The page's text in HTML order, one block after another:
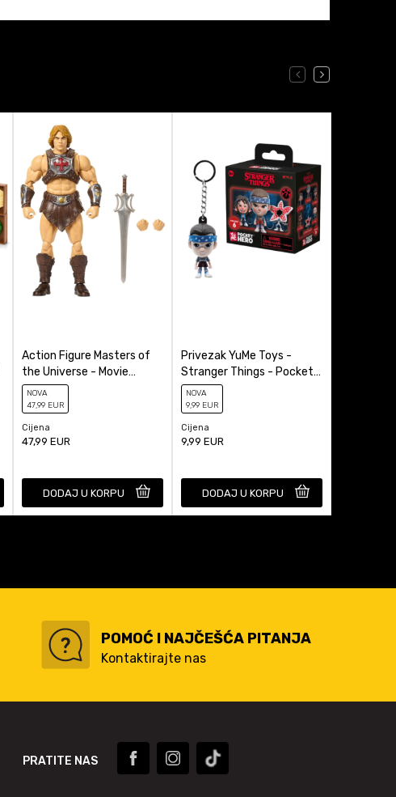
Action Figure Masters of
the Universe - Movie
Chronicles - He-Man
NOVA
47,99 EUR
Cijena
47,99 EUR
DODAJ U KORPU
Privezak YuMe Toys -
Stranger Things - Pocket
Hero - Blind Box
NOVA
9,99 EUR
Cijena
9,99 EUR
DODAJ U KORPU
POMOĆ I NAJČEŠĆA PITANJA
Kontaktirajte nas
PRATITE NAS